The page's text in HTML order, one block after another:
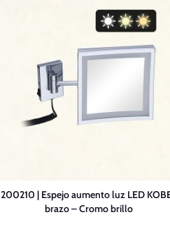
200210 | Espejo aumento luz LED
brazo – Cromo brillo